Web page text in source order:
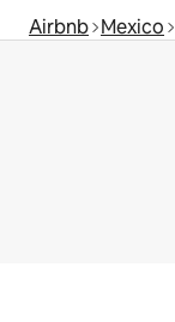
Airbnb Mexico